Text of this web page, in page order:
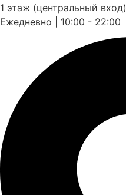
1 этаж (центральный вход)
Ежедневно | 10:00 - 22:00